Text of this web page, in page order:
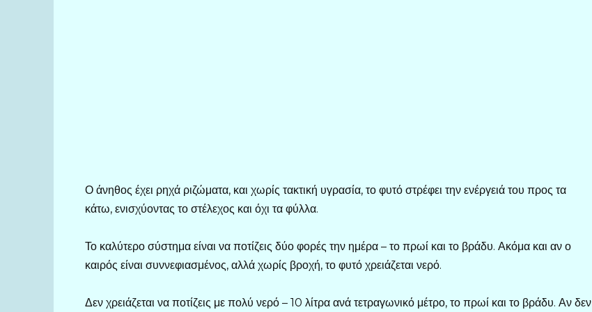
Ο άνηθος έχει ρηχά ριζώματα, και χωρίς τακτική υγρασία, το φυτό στρέφει την ενέργειά του προς τα
κάτω, ενισχύοντας το στέλεχος και όχι τα φύλλα.
Το καλύτερο σύστημα είναι να ποτίζεις δύο φορές την ημέρα – το πρωί και το βράδυ. Ακόμα και αν ο
καιρός είναι συννεφιασμένος, αλλά χωρίς βροχή, το φυτό χρειάζεται νερό.
Δεν χρειάζεται να ποτίζεις με πολύ νερό – 10 λίτρα ανά τετραγωνικό μέτρο, το πρωί και το βράδυ. Αν δεν